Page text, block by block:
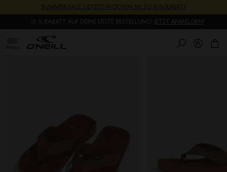
SUMMER SALE: LETZTE WOCHEN BIS ZU 50% RABATT
10 % RABATT AUF DEINE ERSTE BESTELLUNG! JETZT ANMELDEN!